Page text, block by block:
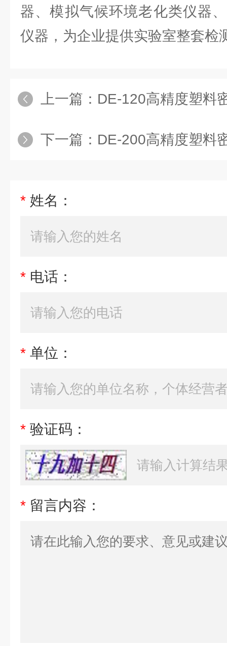
器、模拟气候环境老化类仪器
仪器，为企业提供实验室整套检
上一篇： DE-120高精度塑料
下一篇： DE-200高精度塑料
* 姓名：
* 电话：
* 单位：
* 验证码：
* 留言内容：